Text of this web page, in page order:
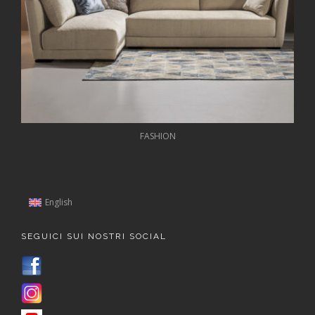
FASHION
English
SEGUICI SUI NOSTRI SOCIAL